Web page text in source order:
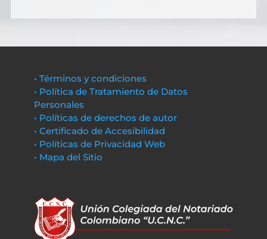
• Términos y condiciones
• Política de Tratamiento de Datos
Personales
• Políticas de derechos de autor
• Certificado de Accesibilidad
• Políticas de Privacidad Web
• Mapa del Sitio